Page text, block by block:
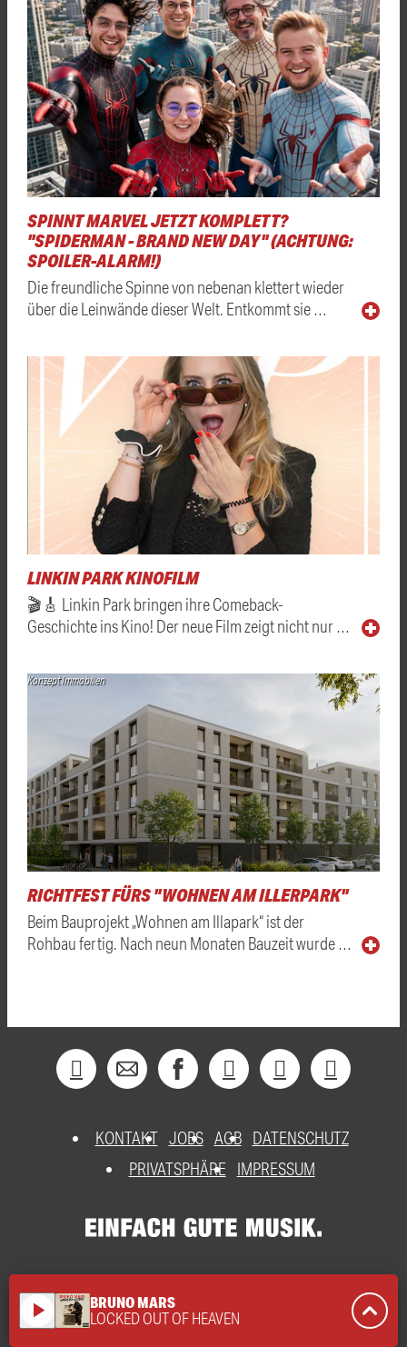
SPINNT MARVEL JETZT KOMPLETT?
"SPIDERMAN - BRAND NEW DAY" (ACHTUNG:
SPOILER-ALARM!)
Die freundliche Spinne von nebenan klettert wieder
über die Leinwände dieser Welt. Entkommt sie …
LINKIN PARK KINOFILM
🎬🎸 Linkin Park bringen ihre Comeback-
Geschichte ins Kino! Der neue Film zeigt nicht nur …
Konzept Immobilien
RICHTFEST FÜRS "WOHNEN AM ILLERPARK"
Beim Bauprojekt „Wohnen am Illapark“ ist der
Rohbau fertig. Nach neun Monaten Bauzeit wurde …
KONTAKT JOBS AGB DATENSCHUTZ
PRIVATSPHÄRE
IMPRESSUM
play_arrow BRUNO MARS
LOCKED OUT OF HEAVEN